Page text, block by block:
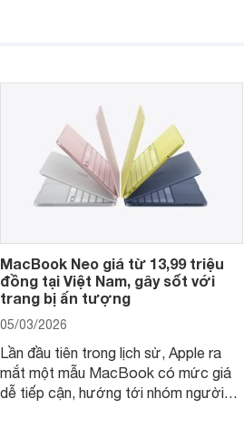
MacBook đáng cân nhắc dành cho
MacBook Neo giá từ 13,99 triệu
đồng tại Việt Nam, gây sốt với
trang bị ấn tượng
05/03/2026
Lần đầu tiên trong lịch sử, Apple ra
mắt một mẫu MacBook có mức giá
dễ tiếp cận, hướng tới nhóm người